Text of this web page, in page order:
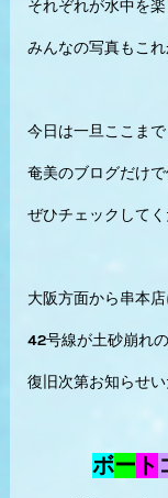
それぞれが水中を
みんなの写真もこ
今日は一旦ここまで
奄美のブログだけ
ぜひチェックしてく
大阪方面から串本
42号線が土砂崩れ
復旧次第お知らせ
ボー ト